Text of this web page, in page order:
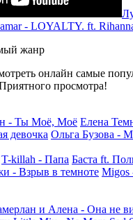
- LOYALTY. ft.
жанр
онлайн самые
просмотра!
- Ты Моё, Моё Елена
девочка Ольга Бузова -
T-killah - Папа Баста ft.
- Взрыв в темноте Migos
и Алена - Она не